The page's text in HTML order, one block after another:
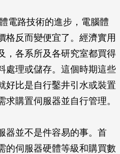
電路技術的進步，電腦體
格反而變便宜了。經濟實用
，各系所及各研究室都買得
處理或儲存。這個時期這些
好比是自行鑿井引水或裝置
購置伺服器並自行管理。
器並不是件容易的事。首
的伺服器硬體等級和購買數